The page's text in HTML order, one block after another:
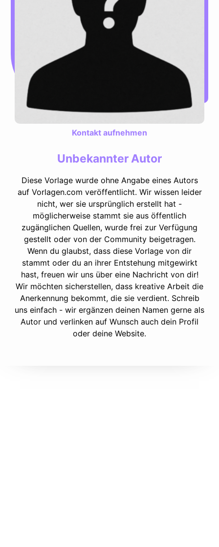
Kontakt aufnehmen
Unbekannter Autor
Diese Vorlage wurde ohne Angabe eines Autors
auf Vorlagen.com veröffentlicht. Wir wissen leider
nicht, wer sie ursprünglich erstellt hat -
möglicherweise stammt sie aus öffentlich
zugänglichen Quellen, wurde frei zur Verfügung
gestellt oder von der Community beigetragen.
Wenn du glaubst, dass diese Vorlage von dir
stammt oder du an ihrer Entstehung mitgewirkt
hast, freuen wir uns über eine Nachricht von dir!
Wir möchten sicherstellen, dass kreative Arbeit die
Anerkennung bekommt, die sie verdient. Schreib
uns einfach - wir ergänzen deinen Namen gerne als
Autor und verlinken auf Wunsch auch dein Profil
oder deine Website.